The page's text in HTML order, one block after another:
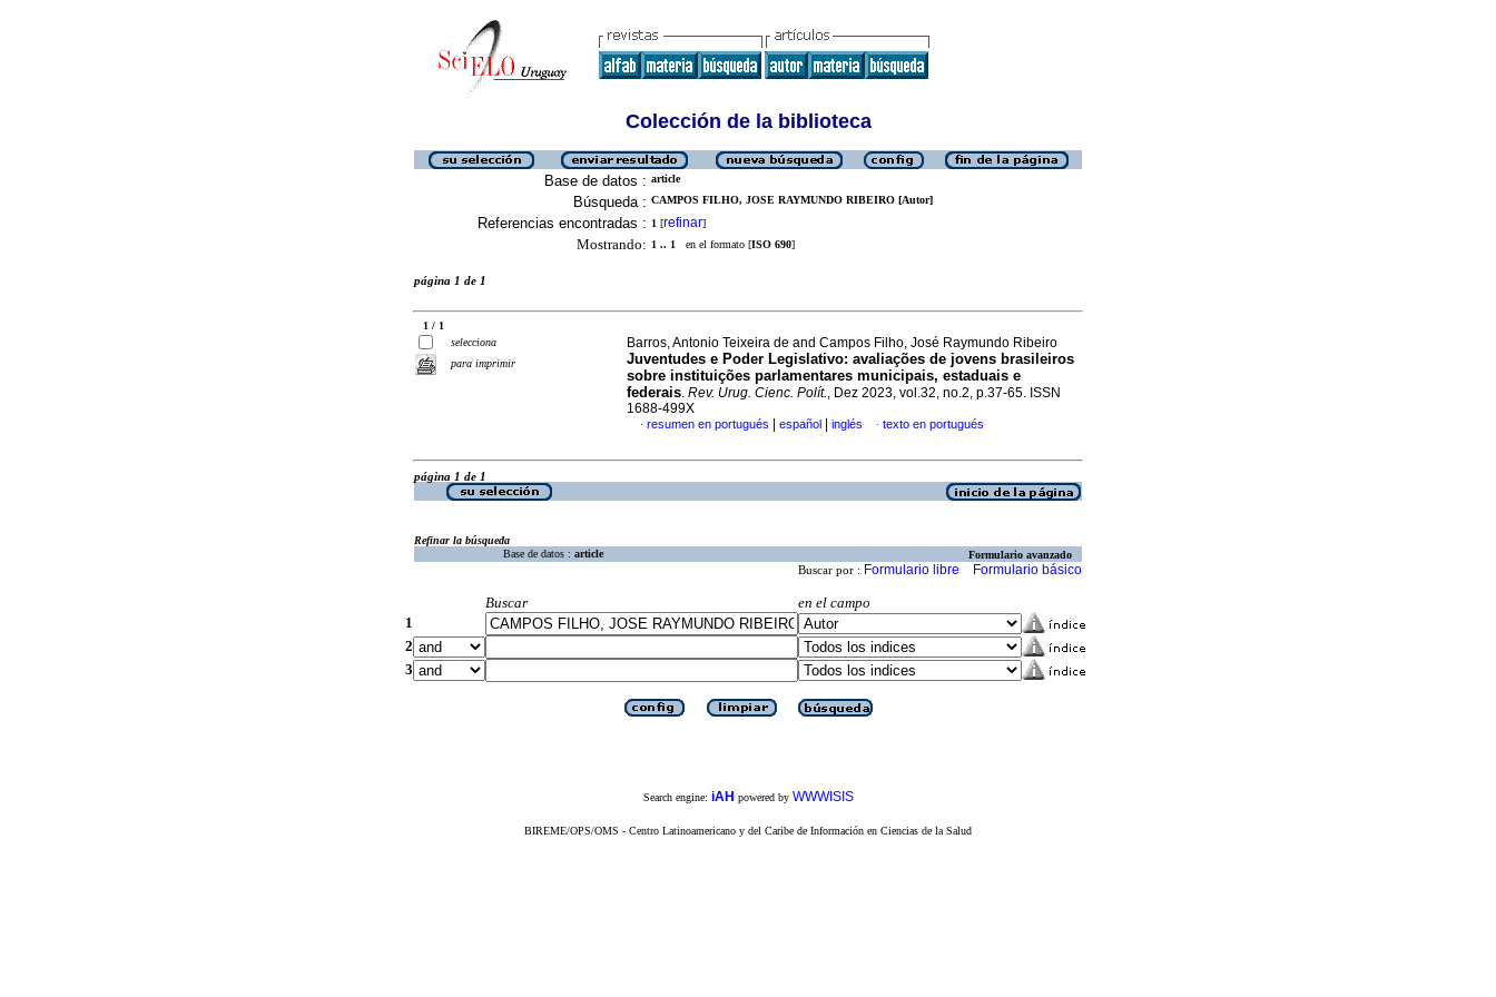
Colección de la biblioteca
Base de datos : article
Búsqueda : CAMPOS FILHO, JOSE RAYMUNDO RIBEIRO [Autor]
Referencias encontradas : 1 [refinar]
Mostrando: 1 .. 1 en el formato [ISO 690]
página 1 de 1
1 / 1
selecciona
para imprimir
Barros, Antonio Teixeira de and Campos Filho, José Raymundo Ribeiro
Juventudes e Poder Legislativo: avaliações de jovens brasileiros
sobre instituições parlamentares municipais, estaduais e
federais. Rev. Urug. Cienc. Polít., Dez 2023, vol.32, no.2, p.37-65. ISSN
1688-499X
· resumen en portugués español inglés · texto en portugués
página 1 de 1
Refinar la búsqueda
Base de datos : article Formulario avanzado
Buscar por : Formulario libre Formulario básico
Buscar
en el campo
1
2
3
Search engine: iAH powered by WWWISIS
BIREME/OPS/OMS - Centro Latinoamericano y del Caribe de Información en Ciencias de la Salud